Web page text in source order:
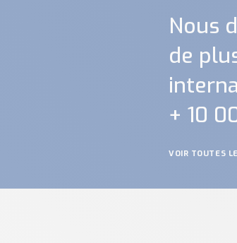
Nous
de
+ 10
VOIR TOUTES